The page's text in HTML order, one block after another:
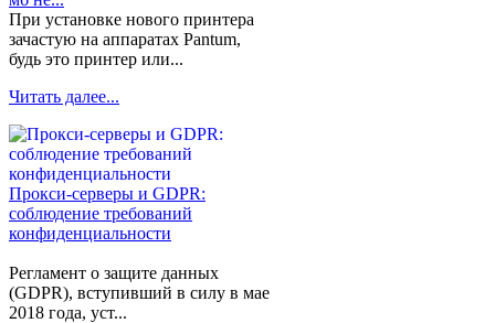
При установке нового принтера
зачастую на аппаратах Pantum,
будь это принтер или...
Читать далее...
Прокси-серверы и GDPR:
соблюдение требований
конфиденциальности
Регламент о защите данных
(GDPR), вступивший в силу в мае
2018 года, уст...